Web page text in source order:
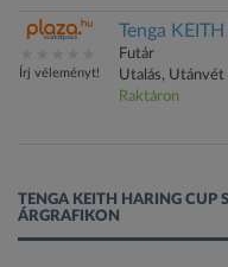
Írj véleményt!
Tenga
Futár
Utalás, Utánvét
Raktáron
TENGA KEITH HARING CUP
ÁRGRAFIKON